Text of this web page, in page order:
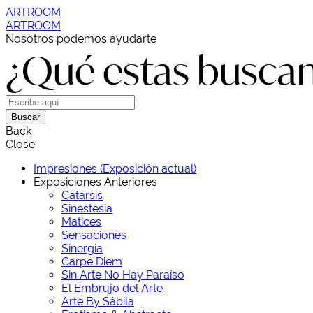
ARTROOM
ARTROOM
Nosotros podemos ayudarte
¿Qué estas
Buscar
Back
Close
Impresiones (Exposición actual)
Exposiciones Anteriores
Catarsis
Sinestesia
Matices
Sensaciones
Sinergia
Carpe Diem
Sin Arte No Hay Paraíso
El Embrujo del Arte
Arte By Sábila